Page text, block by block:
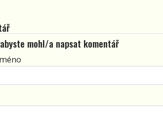
mohl/a napsat komentář